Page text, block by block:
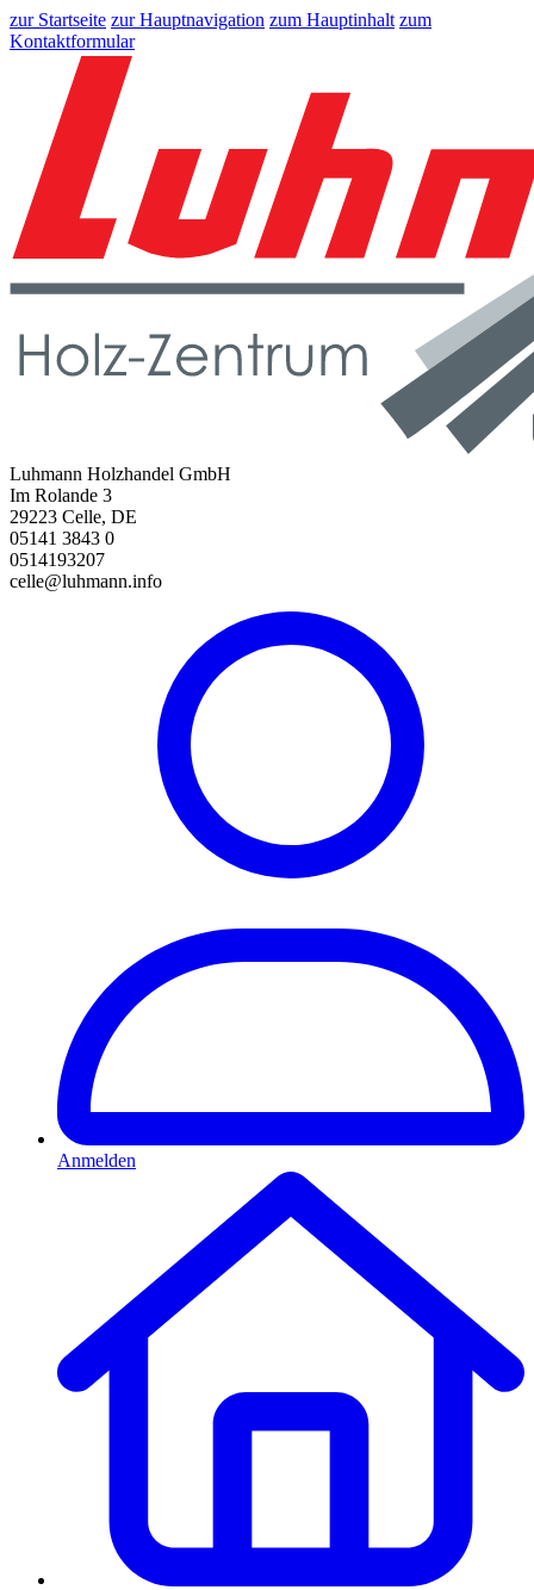
zur Startseite zur Hauptnavigation zum Hauptinhalt zum
Kontaktformular
Luhmann Holzhandel GmbH
Im Rolande 3
29223 Celle, DE
05141 3843 0
0514193207
celle@luhmann.info
Anmelden